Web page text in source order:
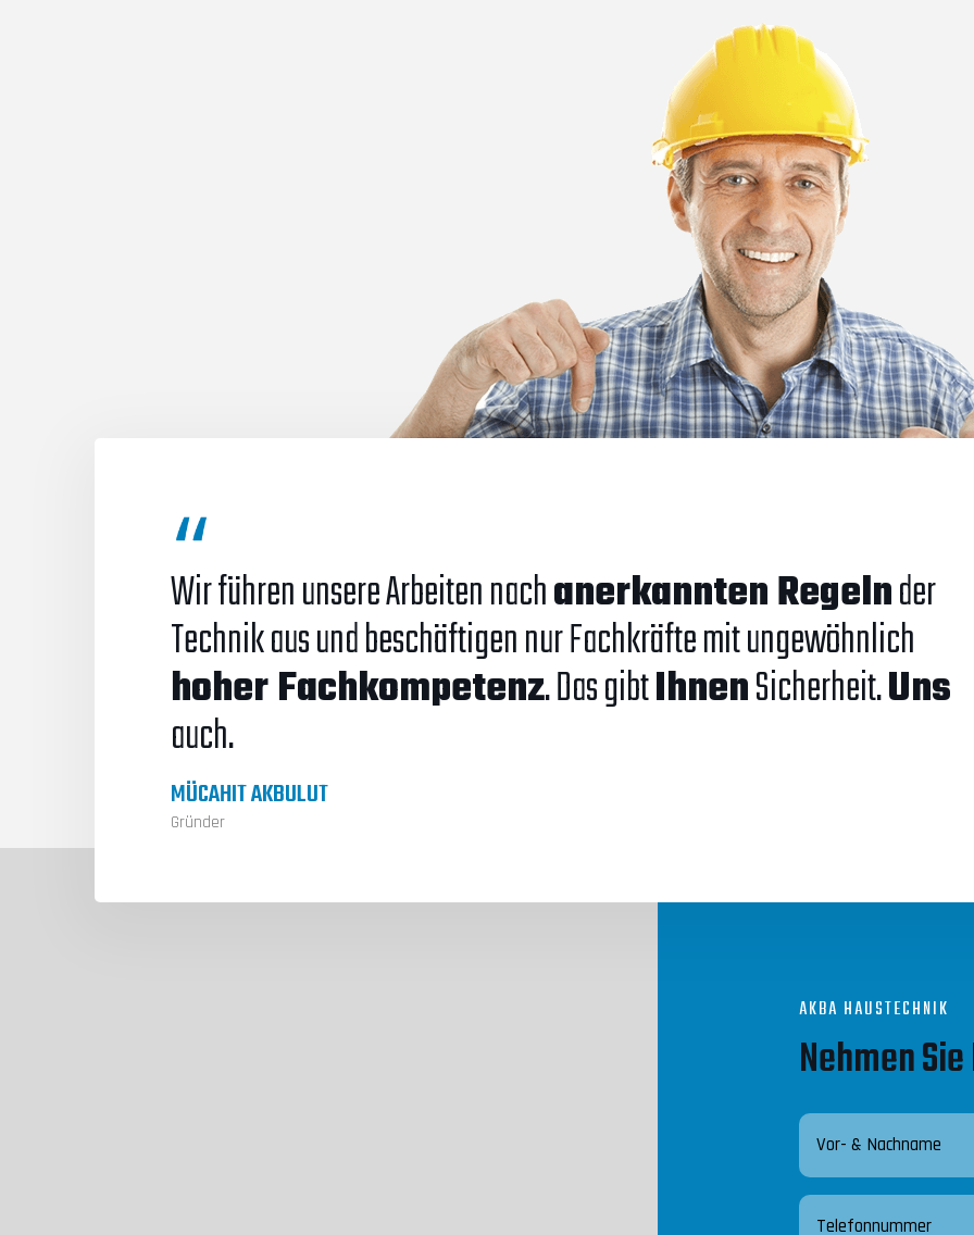
Wir führen unsere Arbeiten nachanerkannten Regelnder
Technik aus und beschäftigen nur Fachkräfte mit ungewöhnlich
hoher Fachkompetenz. Das gibtIhnenSicherheit.Uns
auch.
MÜCAHIT AKBULUT
Gründer
AKBA HAUSTECHNIK
Nehmen